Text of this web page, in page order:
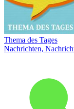
Thema des Tages
Nachrichten,